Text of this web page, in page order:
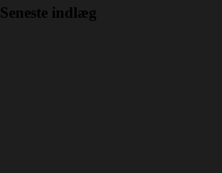
Seneste indlæg